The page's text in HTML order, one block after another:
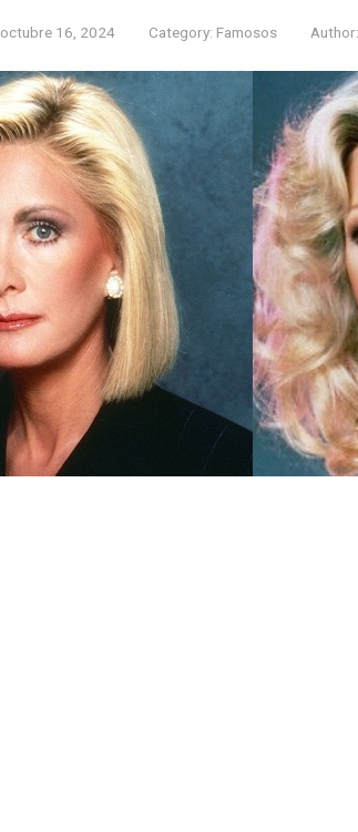
octubre 16, 2024 Category: Famosos Author: